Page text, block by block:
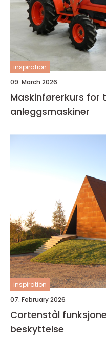
inspiration
09. March 2026
Maskinførerkurs for
anleggsmaskiner
inspiration
07. February 2026
Cortenstål funksjonelt design med rust som
beskyttelse